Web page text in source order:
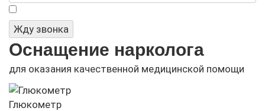
Жду звонка
Оснащение нарколога
для оказания качественной медицинской помощи
Глюкометр